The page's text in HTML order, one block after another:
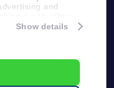
and
to them or that
Show details